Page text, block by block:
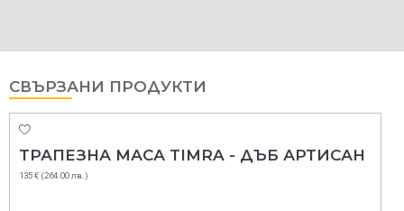
СВЪРЗАНИ ПРОДУКТИ
ТРАПЕЗНА МАСА TIMRA - ДЪБ АРТИСАН
135 € (264.00 лв.)